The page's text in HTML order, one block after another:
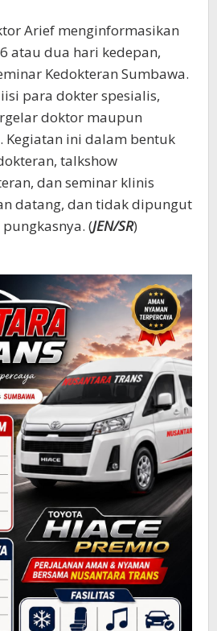
Arief menginformasikan
atau dua hari kedepan,
Kedokteran Sumbawa.
para dokter spesialis,
doktor maupun
Kegiatan ini dalam bentuk
talkshow
dan seminar klinis
datang, dan tidak dipungut
(JEN/SR)